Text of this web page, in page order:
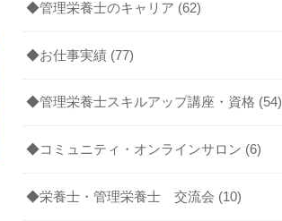
◆管理栄養士のキャリア (62)
◆お仕事実績 (77)
◆管理栄養士スキルアップ講座・資格 (54)
◆コミュニティ・オンラインサロン (6)
◆栄養士・管理栄養士 交流会 (10)